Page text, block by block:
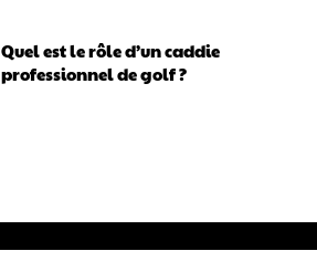
Quel est le rôle d’un caddie
professionnel de golf ?